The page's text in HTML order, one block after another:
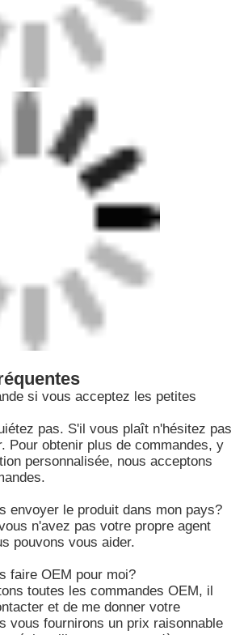
si vous acceptez les petites
pas. S'il vous plaît n'hésitez pas
Pour obtenir plus de commandes, y
personnalisée, nous acceptons
envoyer le produit dans mon pays?
n'avez pas votre propre agent
pouvons vous aider.
faire OEM pour moi?
toutes les commandes OEM, il
et de me donner votre
vous fournirons un prix raisonnable